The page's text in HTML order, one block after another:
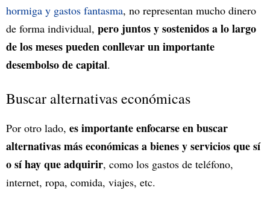
hormiga y gastos fantasma, no representan mucho dinero
de forma individual, pero juntos y sostenidos a lo largo
de los meses pueden conllevar un importante
desembolso de capital.
Buscar alternativas económicas
Por otro lado, es importante enfocarse en buscar
alternativas más económicas a bienes y servicios que sí
o sí hay que adquirir, como los gastos de teléfono,
internet, ropa, comida, viajes, etc.